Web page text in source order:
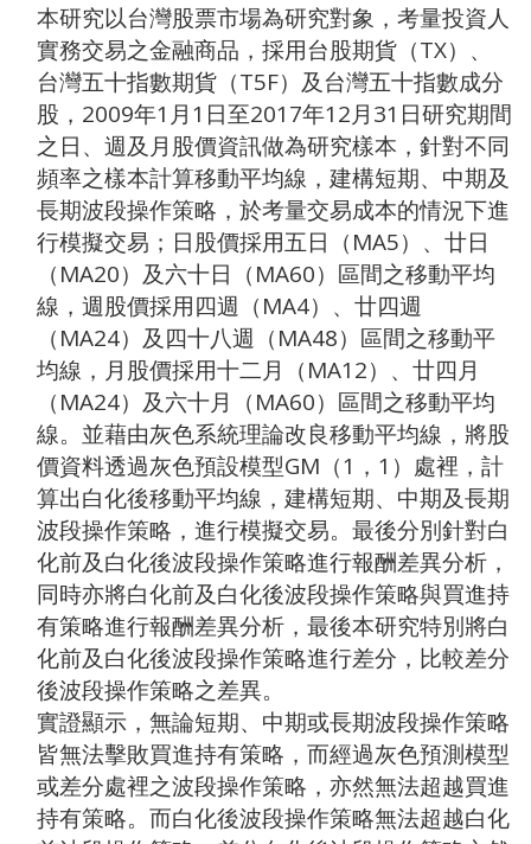
本研究以台灣股票市場為研究對象，考量投資人
實務交易之金融商品，採用台股期貨（TX）、
台灣五十指數期貨（T5F）及台灣五十指數成分
股，2009年1月1日至2017年12月31日研究期間
之日、週及月股價資訊做為研究樣本，針對不同
頻率之樣本計算移動平均線，建構短期、中期及
長期波段操作策略，於考量交易成本的情況下進
行模擬交易；日股價採用五日（MA5）、廿日
（MA20）及六十日（MA60）區間之移動平均
線，週股價採用四週（MA4）、廿四週
（MA24）及四十八週（MA48）區間之移動平
均線，月股價採用十二月（MA12）、廿四月
（MA24）及六十月（MA60）區間之移動平均
線。並藉由灰色系統理論改良移動平均線，將股
價資料透過灰色預設模型GM（1，1）處裡，計
算出白化後移動平均線，建構短期、中期及長期
波段操作策略，進行模擬交易。最後分別針對白
化前及白化後波段操作策略進行報酬差異分析，
同時亦將白化前及白化後波段操作策略與買進持
有策略進行報酬差異分析，最後本研究特別將白
化前及白化後波段操作策略進行差分，比較差分
後波段操作策略之差異。
實證顯示，無論短期、中期或長期波段操作策略
皆無法擊敗買進持有策略，而經過灰色預測模型
或差分處裡之波段操作策略，亦然無法超越買進
持有策略。而白化後波段操作策略無法超越白化